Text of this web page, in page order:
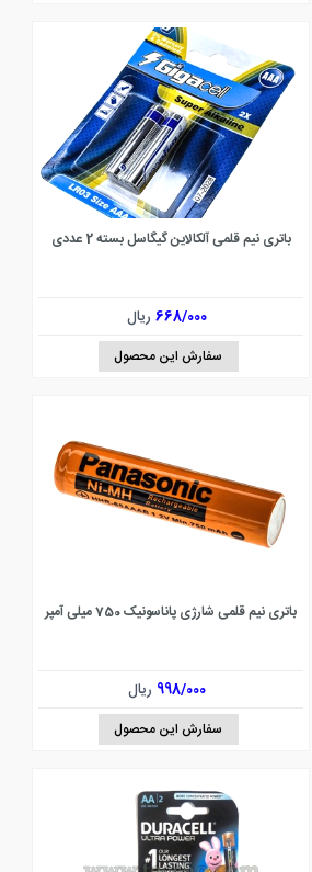
باتری نیم قلمی آلکالاین گیگاسل بسته 2 عددی
668/000 ریال
سفارش این محصول
باتری نیم قلمی شارژی پاناسونیک 750 میلی آمپر
998/000 ریال
سفارش این محصول